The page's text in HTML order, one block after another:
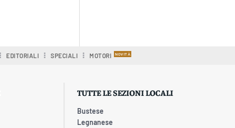
EDITORIALI SPECIALI MOTORI
TUTTE LE SEZIONI LOCALI
Bustese
Legnanese